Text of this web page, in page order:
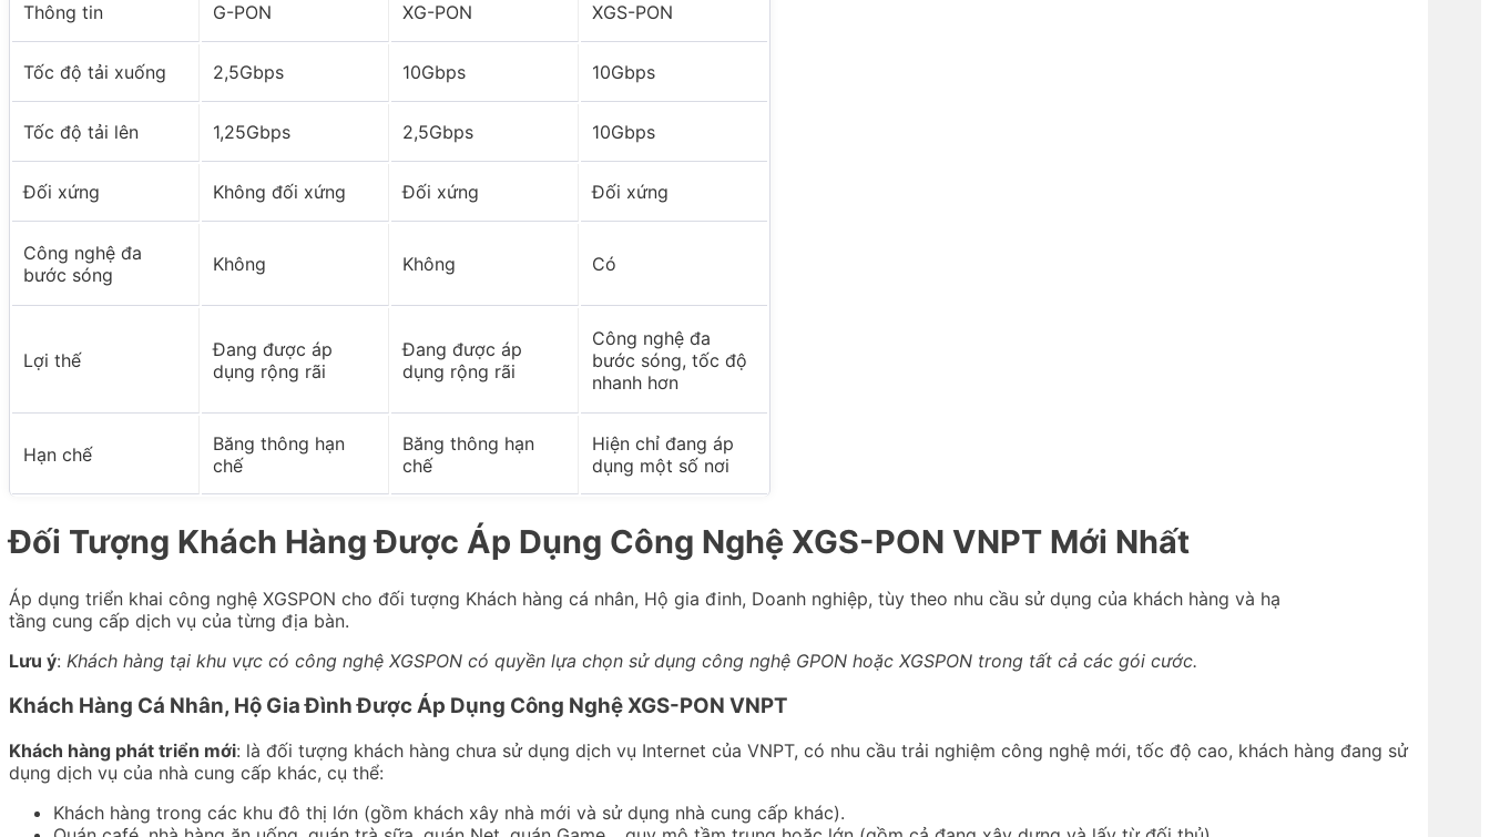
Thông tin G-PON XG-PON XGS-PON
Tốc độ tải xuống 2,5Gbps 10Gbps 10Gbps
Tốc độ tải lên 1,25Gbps 2,5Gbps 10Gbps
Đối xứng Không đối xứng Đối xứng Đối xứng
Công nghệ đa
bước sóng
Không Không Có
Lợi thế
Đang được áp
dụng rộng rãi
Đang được áp
dụng rộng rãi
Công nghệ đa
bước sóng, tốc độ
nhanh hơn
Hạn chế
Băng thông hạn
chế
Băng thông hạn
chế
Hiện chỉ đang áp
dụng một số nơi
Đối Tượng Khách Hàng Được Áp Dụng Công Nghệ XGS-PON VNPT Mới Nhất
Áp dụng triển khai công nghệ XGSPON cho đối tượng Khách hàng cá nhân, Hộ gia đinh, Doanh nghiệp, tùy theo nhu cầu sử dụng của khách hàng và hạ
tầng cung cấp dịch vụ của từng địa bàn.
Lưu ý: Khách hàng tại khu vực có công nghệ XGSPON có quyền lựa chọn sử dụng công nghệ GPON hoặc XGSPON trong tất cả các gói cước.
Khách Hàng Cá Nhân, Hộ Gia Đình Được Áp Dụng Công Nghệ XGS-PON VNPT
Khách hàng phát triển mới: là đối tượng khách hàng chưa sử dụng dịch vụ Internet của VNPT, có nhu cầu trải nghiệm công nghệ mới, tốc độ cao, khách hàng đang sử
dụng dịch vụ của nhà cung cấp khác, cụ thể:
Khách hàng trong các khu đô thị lớn (gồm khách xây nhà mới và sử dụng nhà cung cấp khác).